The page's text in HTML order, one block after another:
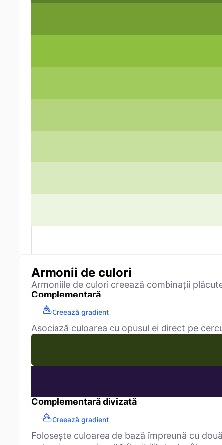
Armonii de culori
Armoniile de culori creează combinații
Complementară
Creează gradient
Asociază culoarea cu opusul ei direct pe
Complementară divizată
Creează gradient
Folosește culoarea de bază împreună cu